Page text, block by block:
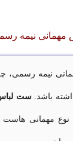
مهمانی نیمه
نیمه
باشد.ست
مهمانی